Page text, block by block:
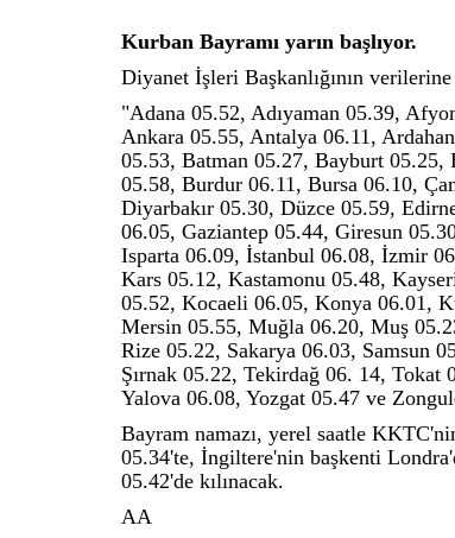
Kurban Bayramı yarın başlıyor.
Diyanet İşleri Başkanlığının
"Adana 05.52, Adıyaman 05.39,
Ankara 05.55, Antalya 06.11,
05.53, Batman 05.27, Bayburt
05.58, Burdur 06.11, Bursa 06.10,
Diyarbakır 05.30, Düzce 05.59,
06.05, Gaziantep 05.44, Giresun
Isparta 06.09, İstanbul 06.08, İzmir
Kars 05.12, Kastamonu 05.48,
05.52, Kocaeli 06.05, Konya 06.01,
Mersin 05.55, Muğla 06.20, Muş
Rize 05.22, Sakarya 06.03, Samsun
Şırnak 05.22, Tekirdağ 06. 14,
Yalova 06.08, Yozgat 05.47 ve
Bayram namazı, yerel saatle
05.34'te, İngiltere'nin başkenti
05.42'de kılınacak.
AA